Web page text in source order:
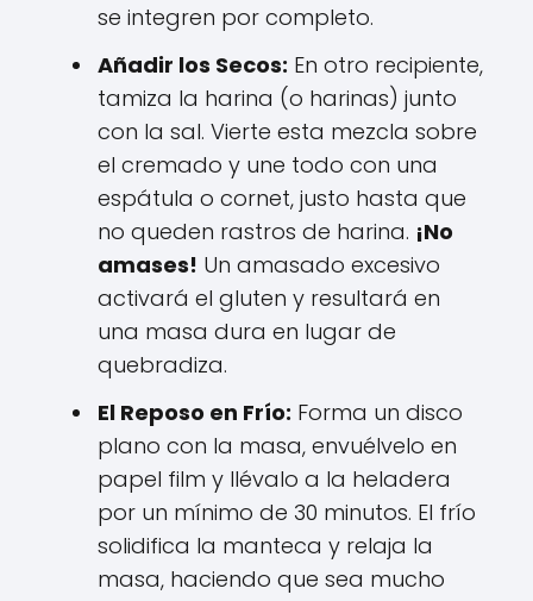
se integren por completo.
Añadir los Secos: En otro recipiente,
tamiza la harina (o harinas) junto
con la sal. Vierte esta mezcla sobre
el cremado y une todo con una
espátula o cornet, justo hasta que
no queden rastros de harina. ¡No
amases! Un amasado excesivo
activará el gluten y resultará en
una masa dura en lugar de
quebradiza.
El Reposo en Frío: Forma un disco
plano con la masa, envuélvelo en
papel film y llévalo a la heladera
por un mínimo de 30 minutos. El frío
solidifica la manteca y relaja la
masa, haciendo que sea mucho